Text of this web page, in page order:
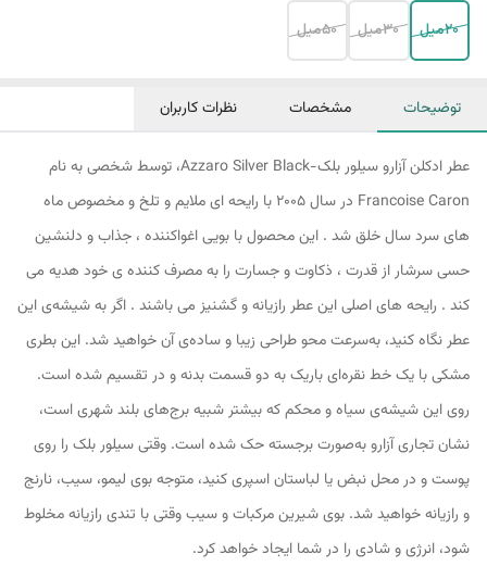
20میل 30میل 50میل
توضیحات مشخصات نظرات کاربران
عطر ادکلن آزارو سیلور بلک-Azzaro Silver Black، توسط شخصی به نام
Francoise Caron در سال 2005 با رایحه ای ملایم و تلخ و مخصوص ماه
های سرد سال خلق شد . این محصول با بویی اغواکننده ، جذاب و دلنشین
حسی سرشار از قدرت ، ذکاوت و جسارت را به مصرف کننده ی خود هدیه می
کند . رایحه های اصلی این عطر رازیانه و گشنیز می باشند . اگر به شیشه‌ی این
عطر نگاه کنید، به‌سرعت محو طراحی زیبا و ساده‌ی آن خواهید شد. این بطری
مشکی با یک خط نقره‌ای باریک به دو قسمت بدنه و در تقسیم شده است.
روی این شیشه‌ی سیاه و محکم که بیشتر شبیه برج‌های بلند شهری است،
نشان تجاری آزارو به‌صورت برجسته حک شده است. وقتی سیلور بلک را روی
پوست و در محل نبض یا لباستان اسپری کنید، متوجه بوی لیمو، سیب، نارنج
و رازیانه خواهید شد. بوی شیرین مرکبات و سیب وقتی با تندی رازیانه مخلوط
شود، انرژی و شادی را در شما ایجاد خواهد کرد.